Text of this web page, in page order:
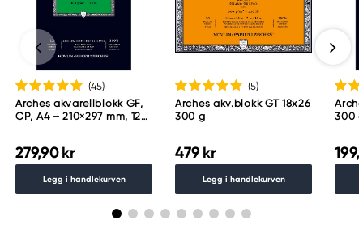
(45)
Arches akvarellblokk GF,
CP, A4 – 210×297 mm, 12
279,90 kr
Legg i handlekurven
(5)
Arches akv.blokk GT 18x26
300 g
479 kr
Legg i handlekurven
300